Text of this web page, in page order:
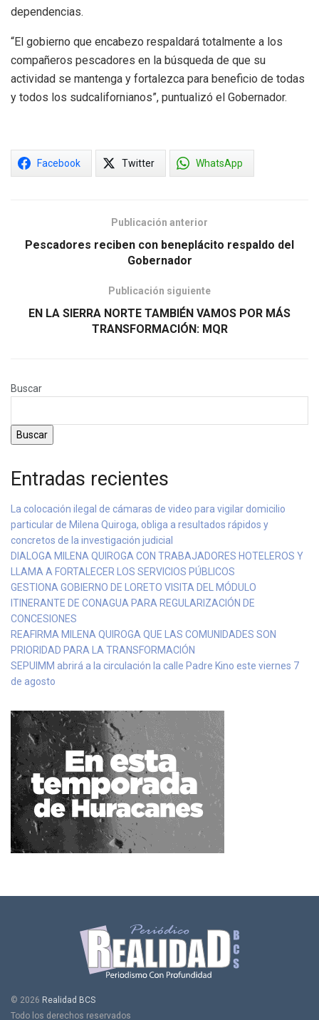
dependencias.
“El gobierno que encabezo respaldará totalmente a los
compañeros pescadores en la búsqueda de que su
actividad se mantenga y fortalezca para beneficio de todas
y todos los sudcalifornianos”, puntualizó el Gobernador.
Facebook Twitter WhatsApp
Publicación anterior
Pescadores reciben con beneplácito respaldo del
Gobernador
Publicación siguiente
EN LA SIERRA NORTE TAMBIÉN VAMOS POR MÁS
TRANSFORMACIÓN: MQR
Buscar
Buscar
Entradas recientes
La colocación ilegal de cámaras de video para vigilar domicilio
particular de Milena Quiroga, obliga a resultados rápidos y
concretos de la investigación judicial
DIALOGA MILENA QUIROGA CON TRABAJADORES HOTELEROS Y
LLAMA A FORTALECER LOS SERVICIOS PÚBLICOS
GESTIONA GOBIERNO DE LORETO VISITA DEL MÓDULO
ITINERANTE DE CONAGUA PARA REGULARIZACIÓN DE
CONCESIONES
REAFIRMA MILENA QUIROGA QUE LAS COMUNIDADES SON
PRIORIDAD PARA LA TRANSFORMACIÓN
SEPUIMM abrirá a la circulación la calle Padre Kino este viernes 7
de agosto
© 2026 Realidad BCS
Todo los derechos reservados